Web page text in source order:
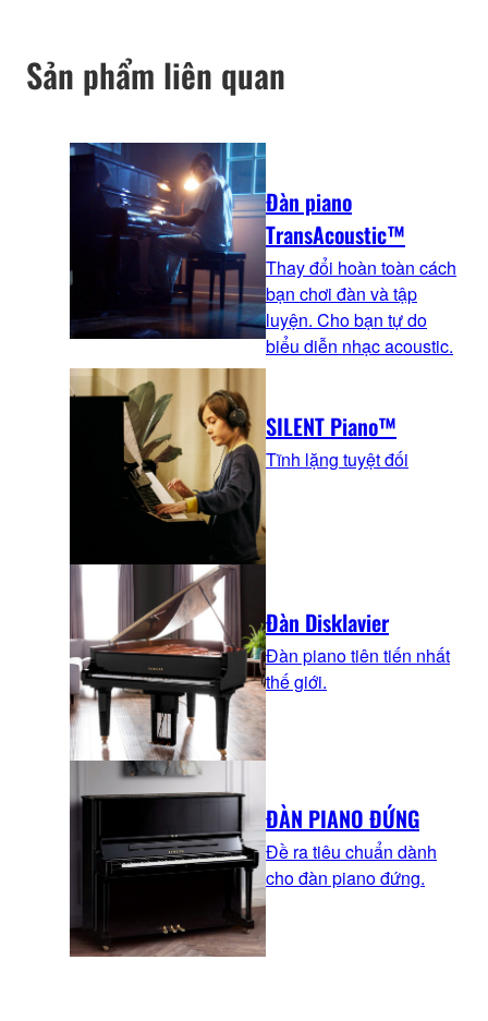
Sản phẩm liên quan
Đàn piano
TransAcoustic™
Thay đổi hoàn toàn cách
bạn chơi đàn và tập
luyện. Cho bạn tự do
biểu diễn nhạc acoustic.
SILENT Piano™
Tĩnh lặng tuyệt đối
Đàn Disklavier
Đàn piano tiên tiến nhất
thế giới.
ĐÀN PIANO ĐỨNG
Đề ra tiêu chuẩn dành
cho đàn piano đứng.